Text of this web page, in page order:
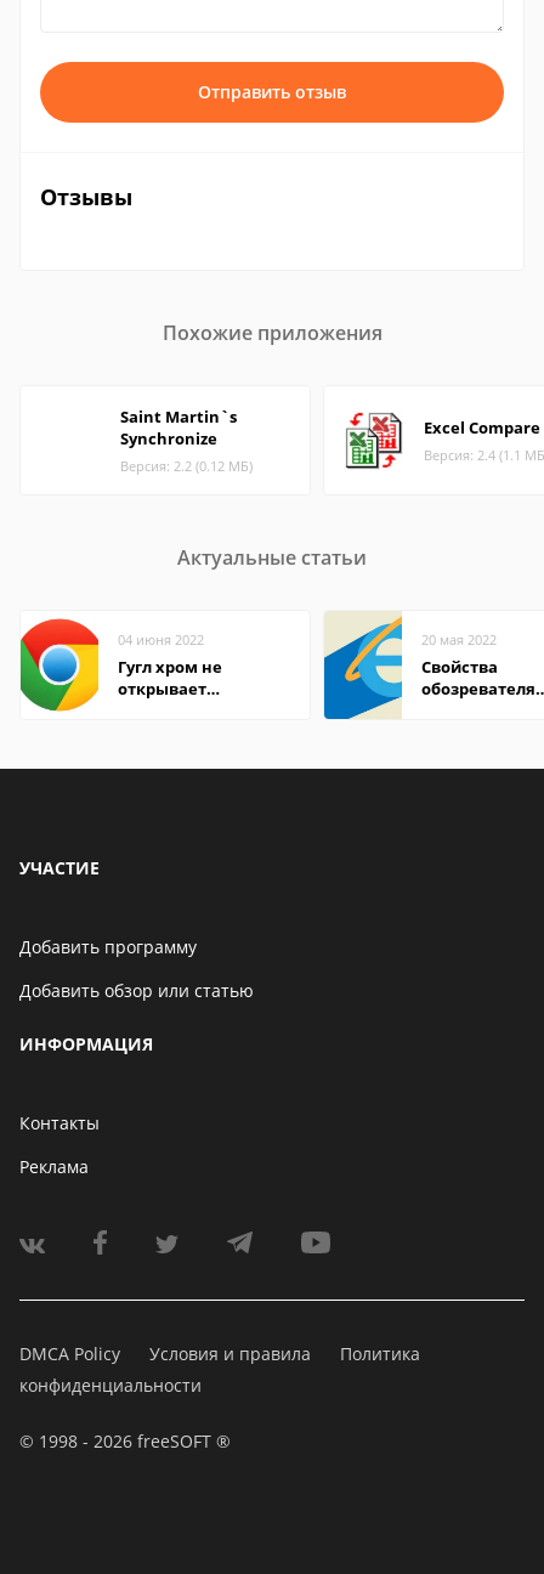
Отправить отзыв
Отзывы
Похожие приложения
Saint Martin`s
Synchronize
Версия: 2.2 (0.12 МБ)
Excel Compare
Версия: 2.4 (1.1
Актуальные статьи
04 июня 2022
Гугл хром не
открывает
20 мая 2022
Свойства
обозревателя
УЧАСТИЕ
Добавить программу
Добавить обзор или статью
ИНФОРМАЦИЯ
Контакты
Реклама
DMCA Policy Условия и правила
Политика
конфиденциальности
© 1998 - 2026 freeSOFT ®